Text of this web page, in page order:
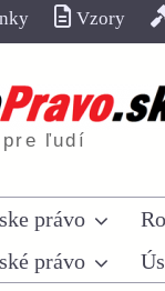
Vzory
pre ľudí
právo
právo